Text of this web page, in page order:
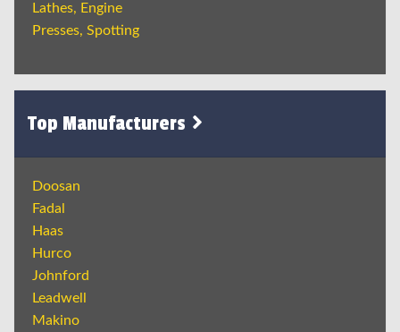
Lathes, Engine
Presses, Spotting
Top Manufacturers
Doosan
Fadal
Haas
Hurco
Johnford
Leadwell
Makino